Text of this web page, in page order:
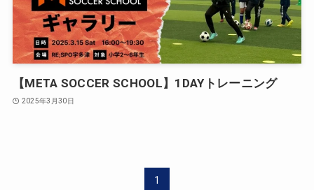
【META SOCCER SCHOOL】1DAYトレーニング
2025年3月30日
1